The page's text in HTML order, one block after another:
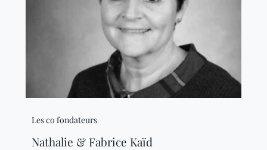
Les co fondateurs
Nathalie & Fabrice Kaïd